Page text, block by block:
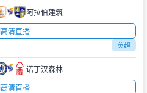
阿拉伯建筑
高清直播
英超
诺丁汉森林
高清直播